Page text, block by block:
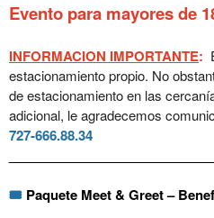
Evento para mayores de
INFORMACION IMPORTANTE:
estacionamiento propio. No
de estacionamiento en las
adicional, le agradecemos
727-666.88.34
🎟️ Paquete Meet & Greet –